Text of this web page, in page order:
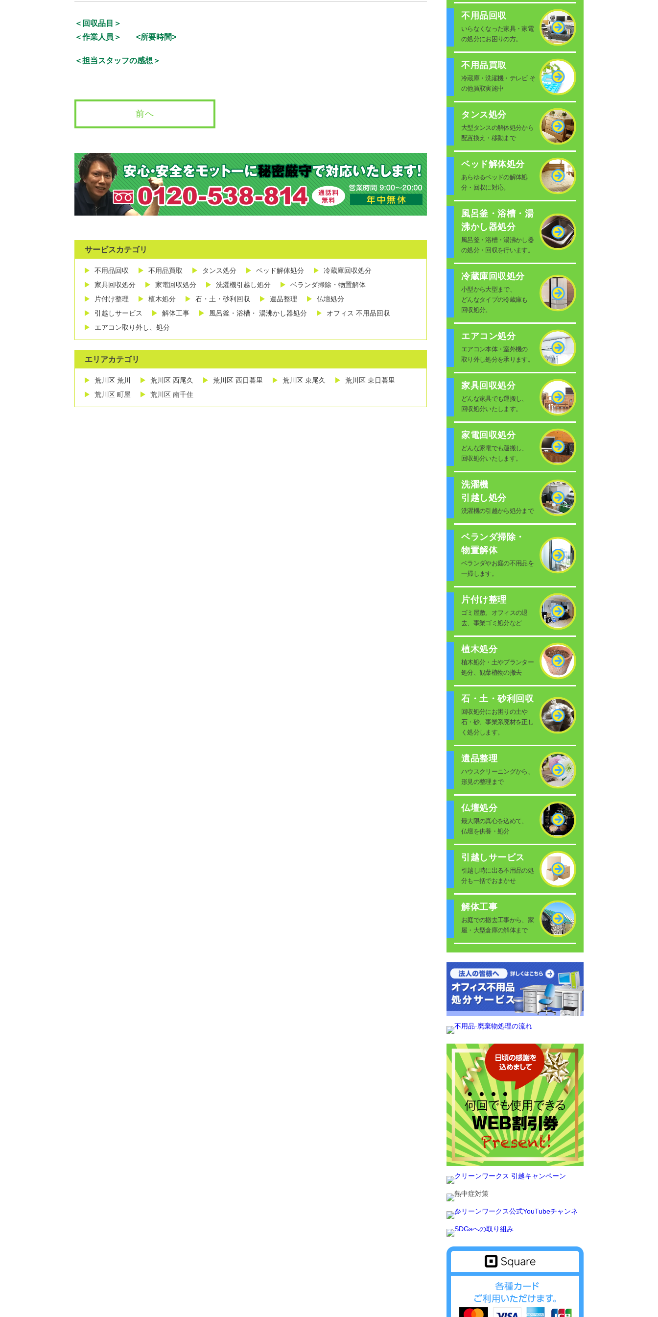
＜回収品目＞
＜作業人員＞
<所要時間>
＜担当スタッフの感想＞
前へ
サービスカテゴリ
不用品回収 不用品買取 タンス処分 ベッド解体処分
冷蔵庫回収処分
家具回収処分
家電回収処分 洗濯機引越し処分
ベランダ掃除・物置解体
片付け整理
植木処分 石・土・砂利回収 遺品整理
仏壇処分
引越しサービス
解体工事 風呂釜・浴槽・ 湯沸かし器処分
オフィス 不用品回収
エアコン取り外し、処分
エリアカテゴリ
荒川区 荒川 荒川区 西尾久 荒川区 西日暮里 荒川区 東尾久
荒川区 東日暮里
荒川区 町屋
荒川区 南千住
不用品回収
いらなくなった家具・家電
の処分にお困りの方。
不用品買取
冷蔵庫・洗濯機・テレビ そ
の他買取実施中
タンス処分
大型タンスの解体処分から
配置換え・移動まで
ベッド解体処分
あらゆるベッドの解体処
分・回収に対応。
風呂釜・浴槽・湯
沸かし器処分
風呂釜・浴槽・湯沸かし器
の処分・回収を行います。
冷蔵庫回収処分
小型から大型まで、
どんなタイプの冷蔵庫も
回収処分。
エアコン処分
エアコン本体・室外機の
取り外し処分を承ります。
家具回収処分
どんな家具でも運搬し、
回収処分いたします。
家電回収処分
どんな家電でも運搬し、
回収処分いたします。
洗濯機
引越し処分
洗濯機の引越から処分まで
ベランダ掃除・
物置解体
ベランダやお庭の不用品を
一掃します。
片付け整理
ゴミ屋敷、オフィスの退
去、事業ゴミ処分など
植木処分
植木処分・土やプランター
処分、観葉植物の撤去
石・土・砂利回収
回収処分にお困りの土や
石・砂、事業系廃材を正し
く処分します。
遺品整理
ハウスクリーニングから、
形見の整理まで
仏壇処分
最大限の真心を込めて、
仏壇を供養・処分
引越しサービス
引越し時に出る不用品の処
分も一括でおまかせ
解体工事
お庭での撤去工事から、家
屋・大型倉庫の解体まで